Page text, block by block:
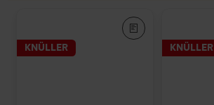
KNÜLLER KNÜLLER